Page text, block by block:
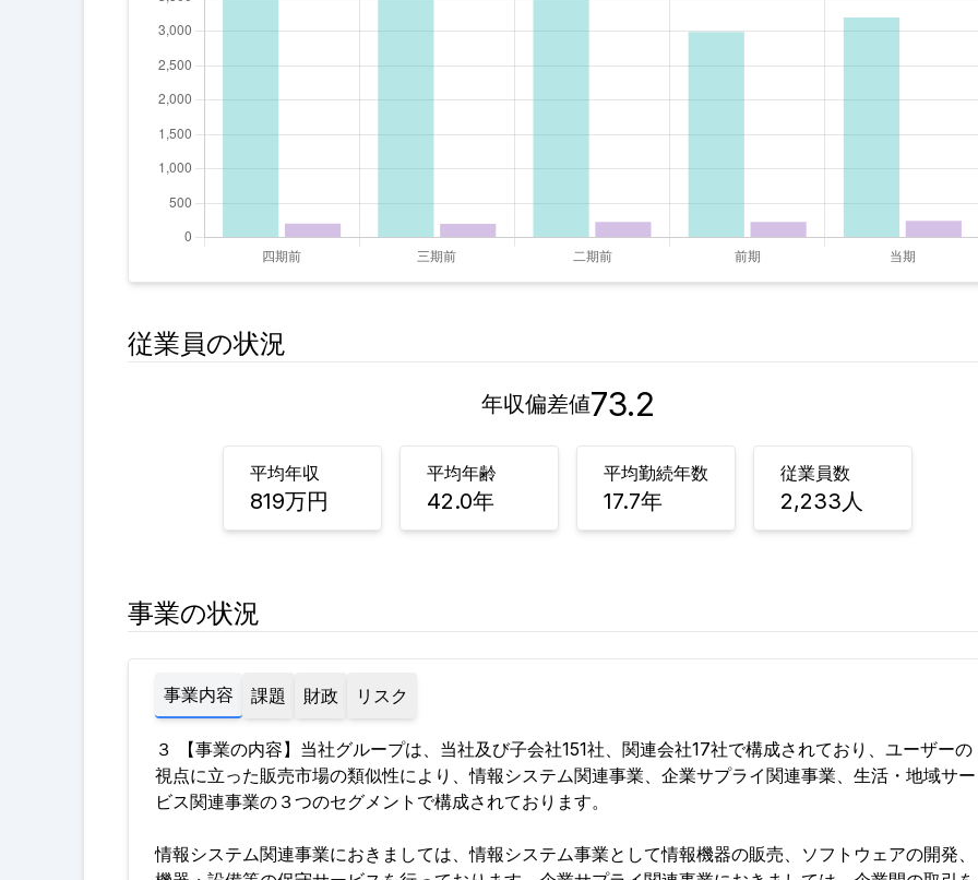
従業員の状況
年収偏差値73.2
平均年収
819万円
平均年齢
42.0年
平均勤続年数
17.7年
従業員数
2,233人
事業の状況
事業内容 課題 財政 リスク
３ 【事業の内容】当社グループは、当社及び子会社151社、関連会社17社で構成されており、ユーザーの
視点に立った販売市場の類似性により、情報システム関連事業、企業サプライ関連事業、生活・地域サー
ビス関連事業の３つのセグメントで構成されております。
情報システム関連事業におきましては、情報システム事業として情報機器の販売、ソフトウェアの開発、